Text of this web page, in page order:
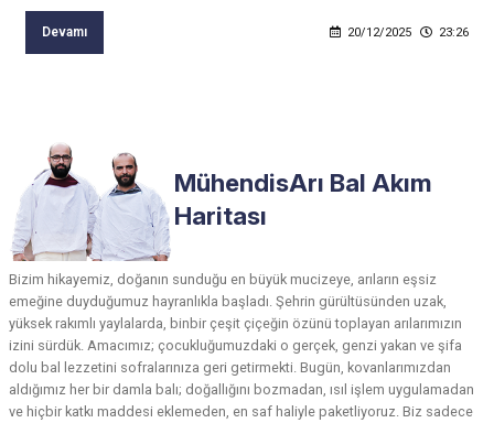
Devamı 20/12/2025 23:26
MühendisArı Bal Akım
Haritası
Bizim hikayemiz, doğanın sunduğu en büyük mucizeye, arıların eşsiz
emeğine duyduğumuz hayranlıkla başladı. Şehrin gürültüsünden uzak,
yüksek rakımlı yaylalarda, binbir çeşit çiçeğin özünü toplayan arılarımızın
izini sürdük. Amacımız; çocukluğumuzdaki o gerçek, genzi yakan ve şifa
dolu bal lezzetini sofralarınıza geri getirmekti. Bugün, kovanlarımızdan
aldığımız her bir damla balı; doğallığını bozmadan, ısıl işlem uygulamadan
ve hiçbir katkı maddesi eklemeden, en saf haliyle paketliyoruz. Biz sadece